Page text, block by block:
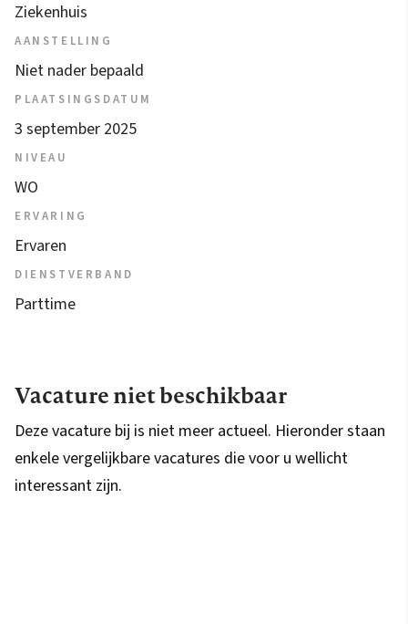
Ziekenhuis
AANSTELLING
Niet nader bepaald
PLAATSINGSDATUM
3 september 2025
NIVEAU
WO
ERVARING
Ervaren
DIENSTVERBAND
Parttime
Vacature niet beschikbaar
Deze vacature bij is niet meer actueel. Hieronder staan
enkele vergelijkbare vacatures die voor u wellicht
interessant zijn.